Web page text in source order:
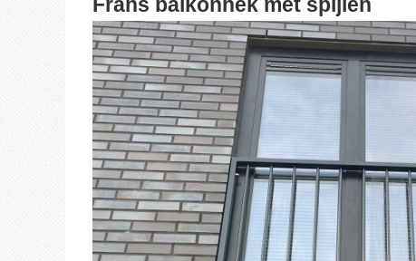
Frans balkonhek met spijlen